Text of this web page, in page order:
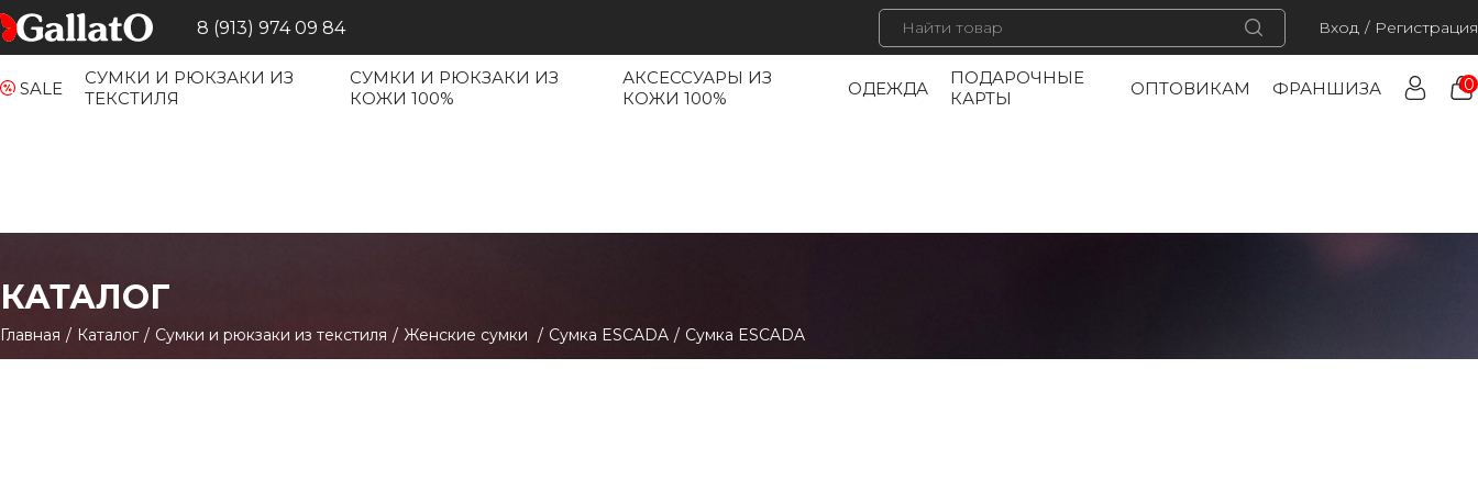
8 (913) 974 09 84 Вход / Регистрация
SALE
СУМКИ И РЮКЗАКИ ИЗ
ТЕКСТИЛЯ
СУМКИ И РЮКЗАКИ ИЗ
КОЖИ 100%
АКСЕССУАРЫ ИЗ
КОЖИ 100%
ОДЕЖДА
ПОДАРОЧНЫЕ
КАРТЫ
ОПТОВИКАМ ФРАНШИЗА 0
КАТАЛОГ
Главная / Каталог / Сумки и рюкзаки из текстиля / Женские сумки / Сумка ESCADA / Сумка ESCADA